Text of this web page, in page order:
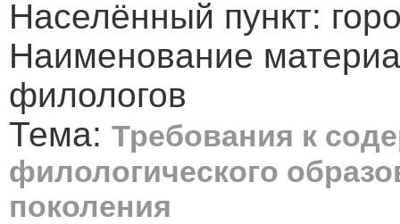
Населённый пункт:
Наименование
филологов
Тема: Требования к
филологического
поколения